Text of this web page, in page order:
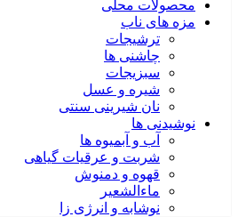
محصولات محلی
مزه های ناب
ترشیجات
چاشنی ها
سبزیجات
شیره و عسل
نان شیرینی سنتی
نوشیدنی ها
آب و آبمیوه ها
شربت و عرقیات گیاهی
قهوه و دمنوش
ماءالشعیر
نوشابه و انرژی زا